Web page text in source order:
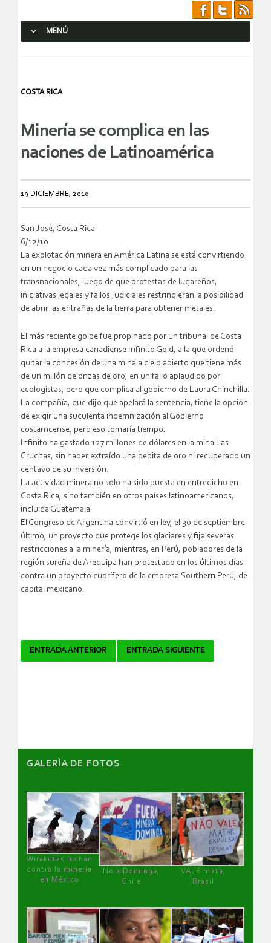
MENÚ
COSTA RICA
Minería se complica en las
naciones de Latinoamérica
19 DICIEMBRE, 2010
San José, Costa Rica
6/12/10
La explotación minera en América Latina se está convirtiendo
en un negocio cada vez más complicado para las
transnacionales, luego de que protestas de lugareños,
iniciativas legales y fallos judiciales restringieran la posibilidad
de abrir las entrañas de la tierra para obtener metales.
El más reciente golpe fue propinado por un tribunal de Costa
Rica a la empresa canadiense Infinito Gold, a la que ordenó
quitar la concesión de una mina a cielo abierto que tiene más
de un millón de onzas de oro, en un fallo aplaudido por
ecologistas, pero que complica al gobierno de Laura Chinchilla.
La compañía, que dijo que apelará la sentencia, tiene la opción
de exigir una suculenta indemnización al Gobierno
costarricense, pero eso tomaría tiempo.
Infinito ha gastado 127 millones de dólares en la mina Las
Crucitas, sin haber extraído una pepita de oro ni recuperado un
centavo de su inversión.
La actividad minera no solo ha sido puesta en entredicho en
Costa Rica, sino también en otros países latinoamericanos,
incluida Guatemala.
El Congreso de Argentina convirtió en ley, el 30 de septiembre
último, un proyecto que protege los glaciares y fija severas
restricciones a la minería; mientras, en Perú, pobladores de la
región sureña de Arequipa han protestado en los últimos días
contra un proyecto cuprífero de la empresa Southern Perú, de
capital mexicano.
Navegador
ENTRADA ANTERIOR ENTRADA SIGUIENTE
GALERÌA DE FOTOS
Wirakutas luchan
contra la minería
en México
No a Dominga,
Chile
VALE mata,
Brasil